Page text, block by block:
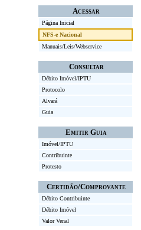
Acessar
Página Inicial
NFS-e Nacional
Manuais/Leis/Webservice
Consultar
Débito Imóvel/IPTU
Protocolo
Alvará
Guia
Emitir Guia
Imóvel/IPTU
Contribuinte
Protesto
Certidão/Comprovante
Débito Contribuinte
Débito Imóvel
Valor Venal